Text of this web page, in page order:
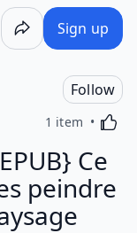
Sign up
Follow
1 item
Ce
peindre